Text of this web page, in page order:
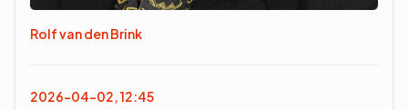
Rolf van den Brink
2026-04-02, 12:45